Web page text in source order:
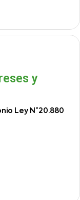
y
Ley N°20.880